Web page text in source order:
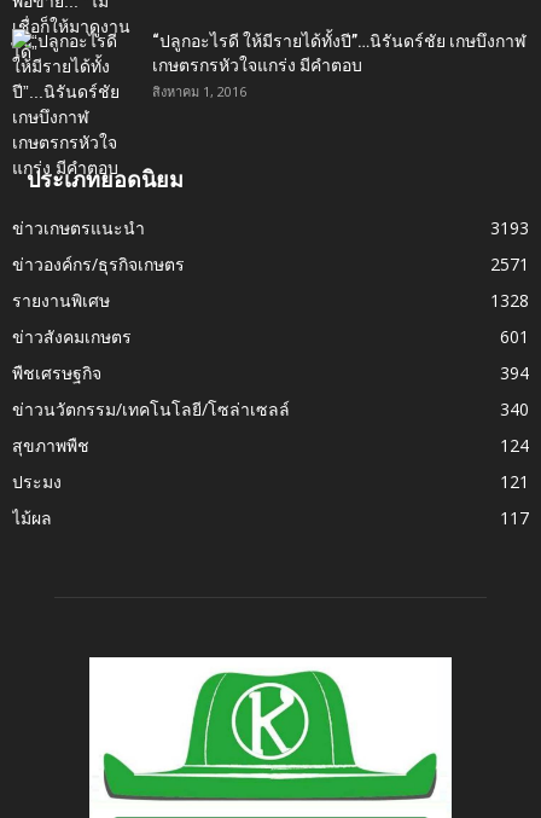
“ปลูกอะไรดี ให้มีรายได้ทั้งปี”…นิรันดร์ชัย เกษบึงกาฬ
เกษตรกรหัวใจแกร่ง มีคำตอบ
สิงหาคม 1, 2016
ประเภทยอดนิยม
ข่าวเกษตรแนะนำ
3193
ข่าวองค์กร/ธุรกิจเกษตร
2571
รายงานพิเศษ
1328
ข่าวสังคมเกษตร
601
พืชเศรษฐกิจ
394
ข่าวนวัตกรรม/เทคโนโลยี/โซล่าเซลล์
340
สุขภาพพืช
124
ประมง
121
ไม้ผล
117